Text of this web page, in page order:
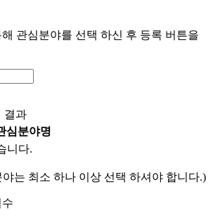
관심분야를 선택 하신 후 등록 버튼을
결과
심분야명
니다.
는 최소 하나 이상 선택 하셔야 합니다.)